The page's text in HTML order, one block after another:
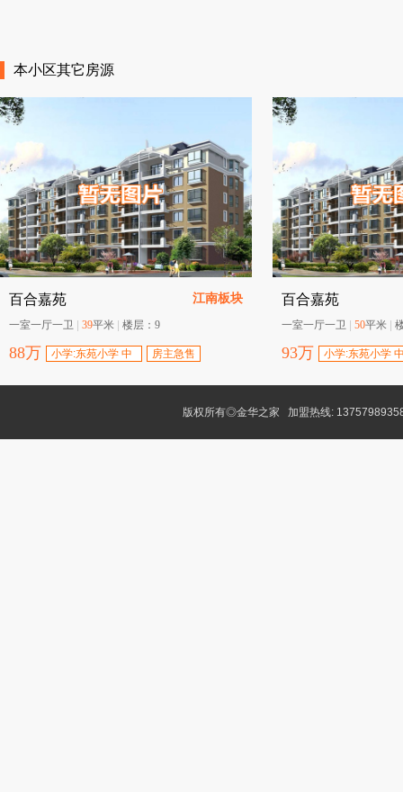
本小区其它房源
百合嘉苑 江南板块
一室一厅一卫 39平米 楼层： 9
88万
小学:东苑小学 中
房主急售
百合嘉苑
一室一厅一卫 50平米
93万
小学:东苑小学
版权所有◎金华之家 加盟热线: